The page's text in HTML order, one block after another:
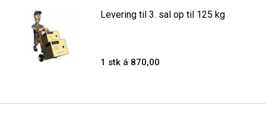
Levering til 3. sal op til 125 kg
1 stk á 870,00